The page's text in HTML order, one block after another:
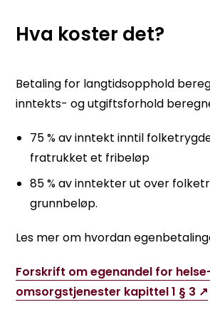
Hva koster det?
Betaling for langtidsopphold
inntekts- og utgiftsforhold
75 % av inntekt inntil
fratrukket et fribeløp
85 % av inntekter ut over
grunnbeløp.
Les mer om hvordan
Forskrift om egenandel for
omsorgstjenester kapittel 1 § 3